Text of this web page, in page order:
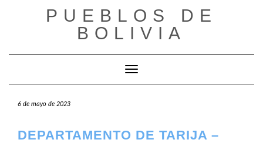
PUEBLOS DE
BOLIVIA
Cambiar modo de navegación
6 de mayo de 2023
DEPARTAMENTO DE TARIJA –